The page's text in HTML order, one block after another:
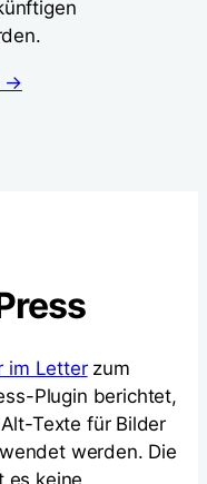
→
im Letterzum
Plugin berichtet,
Texte für Bilder
werden. Die
es keine